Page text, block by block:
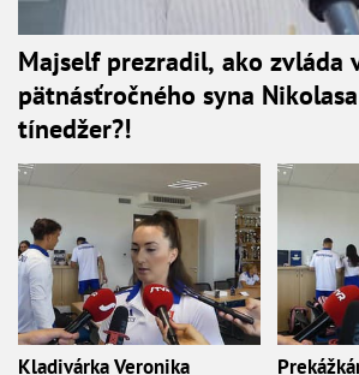
Majself prezradil, ako zvláda
pätnásťročného syna
tínedžer?!
Kladivárka Veronika